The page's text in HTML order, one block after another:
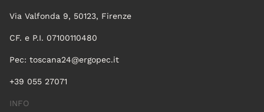
Via Valfonda 9, 50123, Firenze
CF. e P.I. 07100110480
Pec: toscana24@ergopec.it
+39 055 27071
INFO